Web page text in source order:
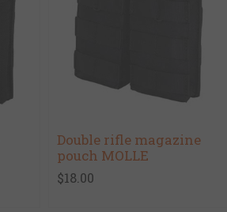
Double rifle magazine
pouch MOLLE
$18.00